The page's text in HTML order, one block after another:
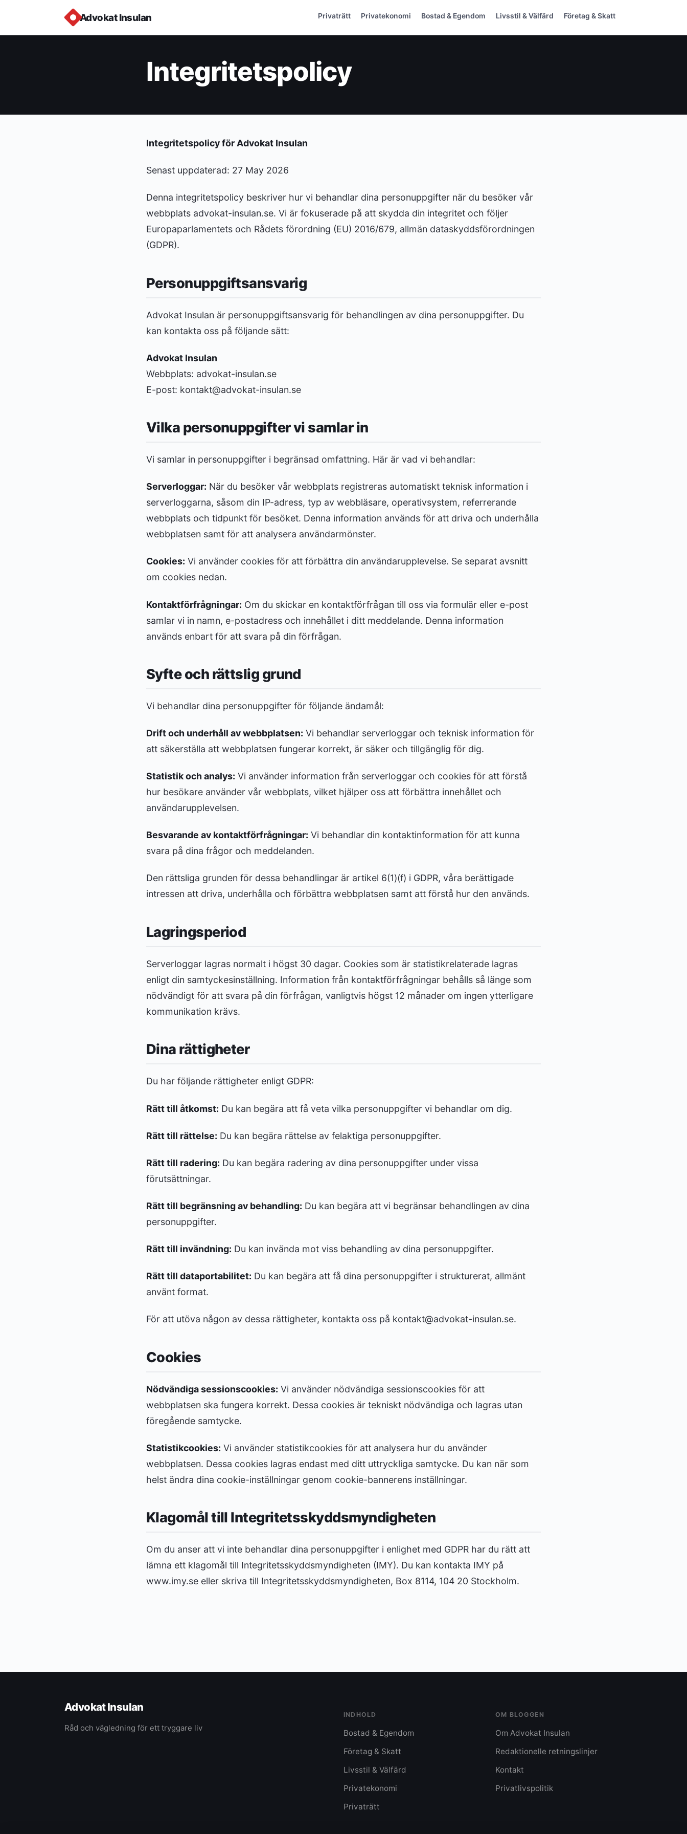
Advokat Insulan Privaträtt Privatekonomi Bostad & Egendom Livsstil & Välfärd Företag & Skatt
Integritetspolicy
Integritetspolicy för Advokat Insulan
Senast uppdaterad: 27 May 2026
Denna integritetspolicy beskriver hur vi behandlar dina personuppgifter när du besöker vår
webbplats advokat-insulan.se. Vi är fokuserade på att skydda din integritet och följer
Europaparlamentets och Rådets förordning (EU) 2016/679, allmän dataskyddsförordningen
(GDPR).
Personuppgiftsansvarig
Advokat Insulan är personuppgiftsansvarig för behandlingen av dina personuppgifter. Du
kan kontakta oss på följande sätt:
Advokat Insulan
Webbplats: advokat-insulan.se
E-post: kontakt@advokat-insulan.se
Vilka personuppgifter vi samlar in
Vi samlar in personuppgifter i begränsad omfattning. Här är vad vi behandlar:
Serverloggar: När du besöker vår webbplats registreras automatiskt teknisk information i
serverloggarna, såsom din IP-adress, typ av webbläsare, operativsystem, referrerande
webbplats och tidpunkt för besöket. Denna information används för att driva och underhålla
webbplatsen samt för att analysera användarmönster.
Cookies: Vi använder cookies för att förbättra din användarupplevelse. Se separat avsnitt
om cookies nedan.
Kontaktförfrågningar: Om du skickar en kontaktförfrågan till oss via formulär eller e-post
samlar vi in namn, e-postadress och innehållet i ditt meddelande. Denna information
används enbart för att svara på din förfrågan.
Syfte och rättslig grund
Vi behandlar dina personuppgifter för följande ändamål:
Drift och underhåll av webbplatsen: Vi behandlar serverloggar och teknisk information för
att säkerställa att webbplatsen fungerar korrekt, är säker och tillgänglig för dig.
Statistik och analys: Vi använder information från serverloggar och cookies för att förstå
hur besökare använder vår webbplats, vilket hjälper oss att förbättra innehållet och
användarupplevelsen.
Besvarande av kontaktförfrågningar: Vi behandlar din kontaktinformation för att kunna
svara på dina frågor och meddelanden.
Den rättsliga grunden för dessa behandlingar är artikel 6(1)(f) i GDPR, våra berättigade
intressen att driva, underhålla och förbättra webbplatsen samt att förstå hur den används.
Lagringsperiod
Serverloggar lagras normalt i högst 30 dagar. Cookies som är statistikrelaterade lagras
enligt din samtyckesinställning. Information från kontaktförfrågningar behålls så länge som
nödvändigt för att svara på din förfrågan, vanligtvis högst 12 månader om ingen ytterligare
kommunikation krävs.
Dina rättigheter
Du har följande rättigheter enligt GDPR:
Rätt till åtkomst: Du kan begära att få veta vilka personuppgifter vi behandlar om dig.
Rätt till rättelse: Du kan begära rättelse av felaktiga personuppgifter.
Rätt till radering: Du kan begära radering av dina personuppgifter under vissa
förutsättningar.
Rätt till begränsning av behandling: Du kan begära att vi begränsar behandlingen av dina
personuppgifter.
Rätt till invändning: Du kan invända mot viss behandling av dina personuppgifter.
Rätt till dataportabilitet: Du kan begära att få dina personuppgifter i strukturerat, allmänt
använt format.
För att utöva någon av dessa rättigheter, kontakta oss på kontakt@advokat-insulan.se.
Cookies
Nödvändiga sessionscookies: Vi använder nödvändiga sessionscookies för att
webbplatsen ska fungera korrekt. Dessa cookies är tekniskt nödvändiga och lagras utan
föregående samtycke.
Statistikcookies: Vi använder statistikcookies för att analysera hur du använder
webbplatsen. Dessa cookies lagras endast med ditt uttryckliga samtycke. Du kan när som
helst ändra dina cookie-inställningar genom cookie-bannerens inställningar.
Klagomål till Integritetsskyddsmyndigheten
Om du anser att vi inte behandlar dina personuppgifter i enlighet med GDPR har du rätt att
lämna ett klagomål till Integritetsskyddsmyndigheten (IMY). Du kan kontakta IMY på
www.imy.se eller skriva till Integritetsskyddsmyndigheten, Box 8114, 104 20 Stockholm.
Advokat Insulan
Råd och vägledning för ett tryggare liv
INDHOLD
Bostad & Egendom
Företag & Skatt
Livsstil & Välfärd
Privatekonomi
Privaträtt
OM BLOGGEN
Om Advokat Insulan
Redaktionelle retningslinjer
Kontakt
Privatlivspolitik